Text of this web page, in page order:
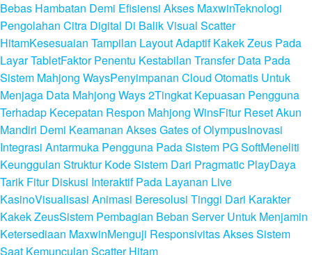
Bebas Hambatan Demi Efisiensi Akses MaxwinTeknologi
Pengolahan Citra Digital Di Balik Visual Scatter
HitamKesesuaian Tampilan Layout Adaptif Kakek Zeus Pada
Layar TabletFaktor Penentu Kestabilan Transfer Data Pada
Sistem Mahjong WaysPenyimpanan Cloud Otomatis Untuk
Menjaga Data Mahjong Ways 2Tingkat Kepuasan Pengguna
Terhadap Kecepatan Respon Mahjong WinsFitur Reset Akun
Mandiri Demi Keamanan Akses Gates of OlympusInovasi
Integrasi Antarmuka Pengguna Pada Sistem PG SoftMeneliti
Keunggulan Struktur Kode Sistem Dari Pragmatic PlayDaya
Tarik Fitur Diskusi Interaktif Pada Layanan Live
KasinoVisualisasi Animasi Beresolusi Tinggi Dari Karakter
Kakek ZeusSistem Pembagian Beban Server Untuk Menjamin
Ketersediaan MaxwinMenguji Responsivitas Akses Sistem
Saat Kemunculan Scatter Hitam